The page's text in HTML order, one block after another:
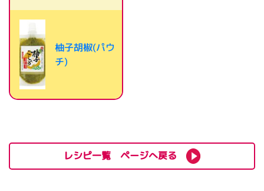
柚子胡椒(パウ
チ)
レシピ一覧 ページへ戻る